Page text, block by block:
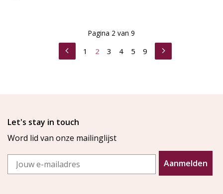
1 2 3 4 5 9
Pagina 2 van 9
Let's stay in touch
Word lid van onze mailinglijst
Email
Aanmelden